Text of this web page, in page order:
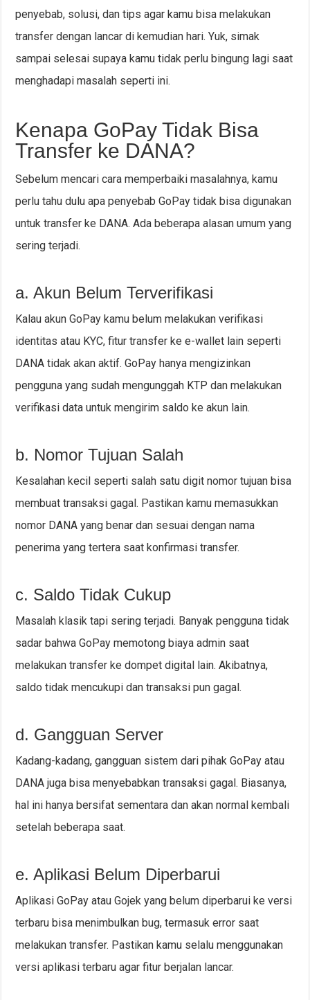
penyebab, solusi, dan tips agar kamu bisa melakukan
transfer dengan lancar di kemudian hari. Yuk, simak
sampai selesai supaya kamu tidak perlu bingung lagi saat
menghadapi masalah seperti ini.
Kenapa GoPay Tidak Bisa
Transfer ke DANA?
Sebelum mencari cara memperbaiki masalahnya, kamu
perlu tahu dulu apa penyebab GoPay tidak bisa digunakan
untuk transfer ke DANA. Ada beberapa alasan umum yang
sering terjadi.
a. Akun Belum Terverifikasi
Kalau akun GoPay kamu belum melakukan verifikasi
identitas atau KYC, fitur transfer ke e-wallet lain seperti
DANA tidak akan aktif. GoPay hanya mengizinkan
pengguna yang sudah mengunggah KTP dan melakukan
verifikasi data untuk mengirim saldo ke akun lain.
b. Nomor Tujuan Salah
Kesalahan kecil seperti salah satu digit nomor tujuan bisa
membuat transaksi gagal. Pastikan kamu memasukkan
nomor DANA yang benar dan sesuai dengan nama
penerima yang tertera saat konfirmasi transfer.
c. Saldo Tidak Cukup
Masalah klasik tapi sering terjadi. Banyak pengguna tidak
sadar bahwa GoPay memotong biaya admin saat
melakukan transfer ke dompet digital lain. Akibatnya,
saldo tidak mencukupi dan transaksi pun gagal.
d. Gangguan Server
Kadang-kadang, gangguan sistem dari pihak GoPay atau
DANA juga bisa menyebabkan transaksi gagal. Biasanya,
hal ini hanya bersifat sementara dan akan normal kembali
setelah beberapa saat.
e. Aplikasi Belum Diperbarui
Aplikasi GoPay atau Gojek yang belum diperbarui ke versi
terbaru bisa menimbulkan bug, termasuk error saat
melakukan transfer. Pastikan kamu selalu menggunakan
versi aplikasi terbaru agar fitur berjalan lancar.